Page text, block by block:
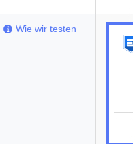
Wie wir testen